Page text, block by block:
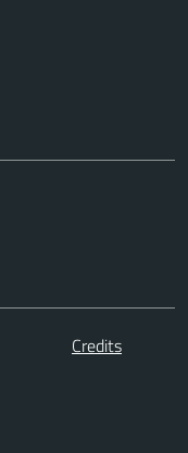
Credits